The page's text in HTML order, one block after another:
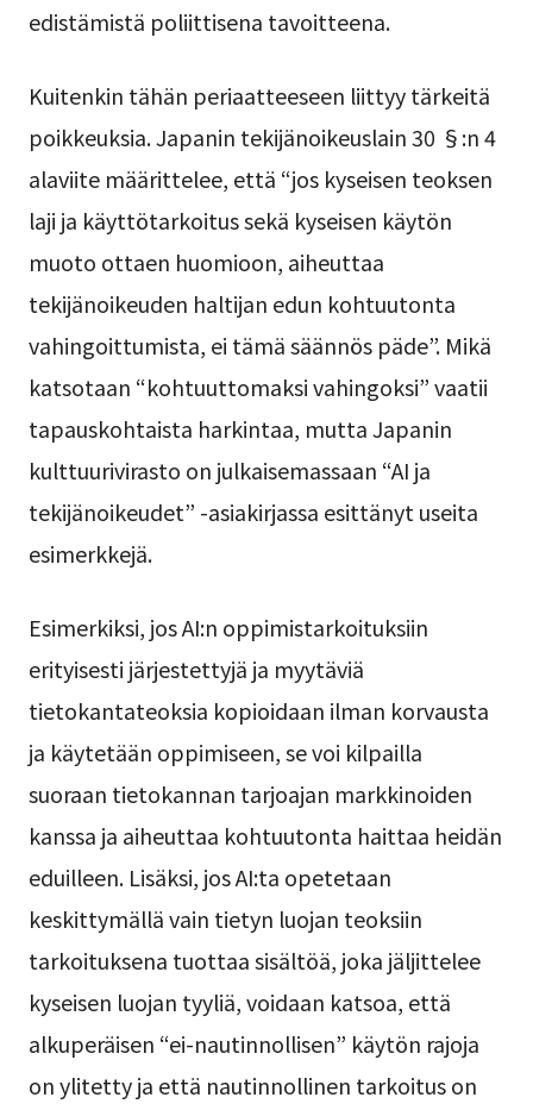
edistämistä poliittisena tavoitteena.
Kuitenkin tähän periaatteeseen liittyy tärkeitä
poikkeuksia. Japanin tekijänoikeuslain 30 §:n 4
alaviite määrittelee, että “jos kyseisen teoksen
laji ja käyttötarkoitus sekä kyseisen käytön
muoto ottaen huomioon, aiheuttaa
tekijänoikeuden haltijan edun kohtuutonta
vahingoittumista, ei tämä säännös päde”. Mikä
katsotaan “kohtuuttomaksi vahingoksi” vaatii
tapauskohtaista harkintaa, mutta Japanin
kulttuurivirasto on julkaisemassaan “AI ja
tekijänoikeudet” -asiakirjassa esittänyt useita
esimerkkejä.
Esimerkiksi, jos AI:n oppimistarkoituksiin
erityisesti järjestettyjä ja myytäviä
tietokantateoksia kopioidaan ilman korvausta
ja käytetään oppimiseen, se voi kilpailla
suoraan tietokannan tarjoajan markkinoiden
kanssa ja aiheuttaa kohtuutonta haittaa heidän
eduilleen. Lisäksi, jos AI:ta opetetaan
keskittymällä vain tietyn luojan teoksiin
tarkoituksena tuottaa sisältöä, joka jäljittelee
kyseisen luojan tyyliä, voidaan katsoa, että
alkuperäisen “ei-nautinnollisen” käytön rajoja
on ylitetty ja että nautinnollinen tarkoitus on